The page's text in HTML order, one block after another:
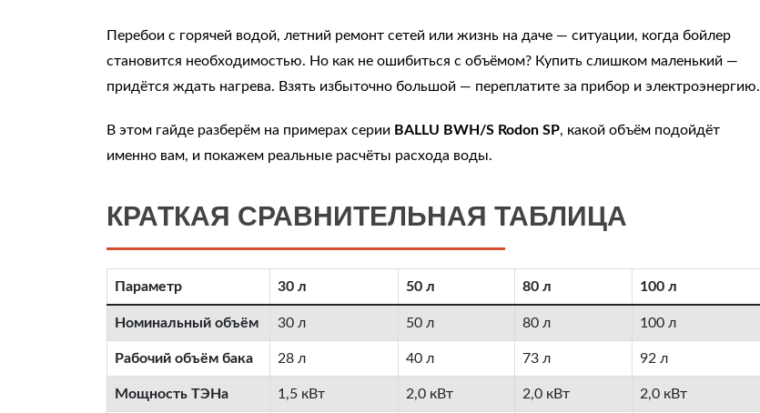
Перебои с горячей водой, летний ремонт сетей или жизнь на даче — ситуации, когда бойлер
становится необходимостью. Но как не ошибиться с объёмом? Купить слишком маленький —
придётся ждать нагрева. Взять избыточно большой — переплатите за прибор и электроэнергию.
В этом гайде разберём на примерах серии BALLU BWH/S Rodon SP, какой объём подойдёт
именно вам, и покажем реальные расчёты расхода воды.
КРАТКАЯ СРАВНИТЕЛЬНАЯ ТАБЛИЦА
Параметр 30 л 50 л 80 л 100 л
Номинальный объём 30 л 50 л 80 л 100 л
Рабочий объём бака 28 л 40 л 73 л 92 л
Мощность ТЭНа 1,5 кВт 2,0 кВт 2,0 кВт 2,0 кВт